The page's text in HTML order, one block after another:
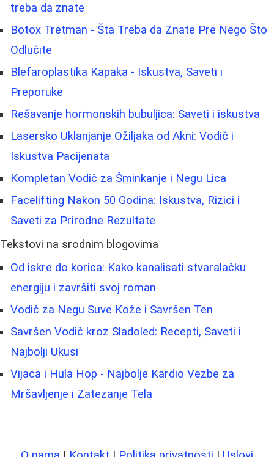
treba da znate
Botox Tretman - Šta Treba da Znate Pre Nego Što
Odlučite
Blefaroplastika Kapaka - Iskustva, Saveti i
Preporuke
Rešavanje hormonskih bubuljica: Saveti i iskustva
Lasersko Uklanjanje Ožiljaka od Akni: Vodič i
Iskustva Pacijenata
Kompletan Vodič za Šminkanje i Negu Lica
Facelifting Nakon 50 Godina: Iskustva, Rizici i
Saveti za Prirodne Rezultate
Tekstovi na srodnim blogovima
Od iskre do korica: Kako kanalisati stvaralačku
energiju i završiti svoj roman
Vodič za Negu Suve Kože i Savršen Ten
Savršen Vodič kroz Sladoled: Recepti, Saveti i
Najbolji Ukusi
Vijaca i Hula Hop - Najbolje Kardio Vezbe za
Mršavljenje i Zatezanje Tela